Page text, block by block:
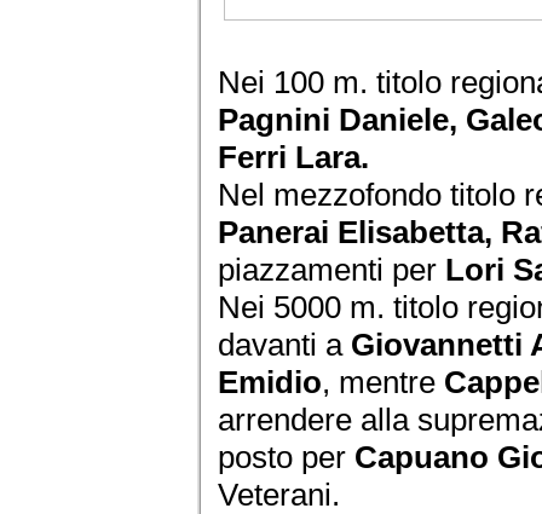
Nei 100 m. titolo
Pagnini Daniele,
Ferri Lara.
Nel mezzofondo titolo
Panerai Elisabetta,
piazzamenti per Lori
Nei 5000 m. titolo
davanti a Giovannetti
Emidio, mentre
arrendere alla
posto per Capuano
Veterani.